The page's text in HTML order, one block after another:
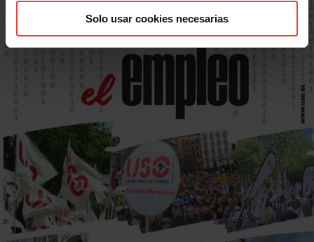
Solo usar cookies necesarias